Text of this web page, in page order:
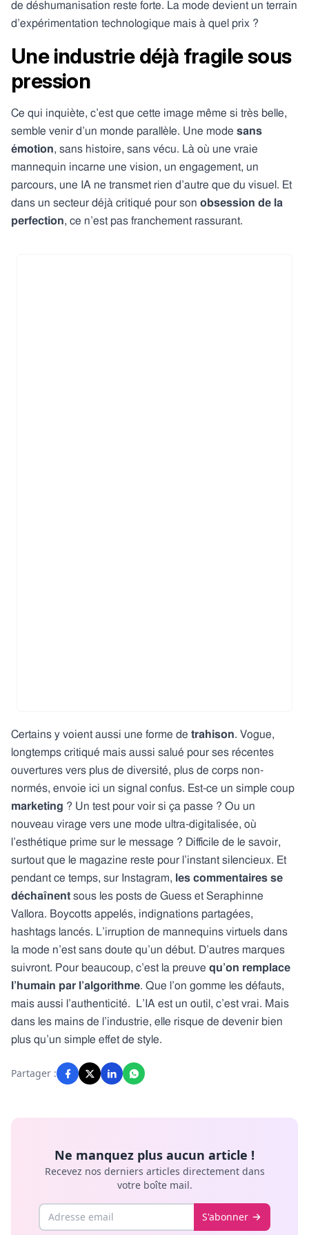
de déshumanisation reste forte. La mode devient un terrain
d’expérimentation technologique mais à quel prix ?
Une industrie déjà fragile sous
pression
Ce qui inquiète, c’est que cette image même si très belle,
semble venir d’un monde parallèle. Une mode sans
émotion, sans histoire, sans vécu. Là où une vraie
mannequin incarne une vision, un engagement, un
parcours, une IA ne transmet rien d’autre que du visuel. Et
dans un secteur déjà critiqué pour son obsession de la
perfection, ce n’est pas franchement rassurant.
Certains y voient aussi une forme de trahison. Vogue,
longtemps critiqué mais aussi salué pour ses récentes
ouvertures vers plus de diversité, plus de corps non-
normés, envoie ici un signal confus. Est-ce un simple coup
marketing ? Un test pour voir si ça passe ? Ou un
nouveau virage vers une mode ultra-digitalisée, où
l’esthétique prime sur le message ? Difficile de le savoir,
surtout que le magazine reste pour l’instant silencieux. Et
pendant ce temps, sur Instagram, les commentaires se
déchaînent sous les posts de Guess et Seraphinne
Vallora. Boycotts appelés, indignations partagées,
hashtags lancés. L’irruption de mannequins virtuels dans
la mode n’est sans doute qu’un début. D’autres marques
suivront. Pour beaucoup, c’est la preuve qu’on remplace
l’humain par l’algorithme. Que l’on gomme les défauts,
mais aussi l’authenticité. L’IA est un outil, c’est vrai. Mais
dans les mains de l’industrie, elle risque de devenir bien
plus qu’un simple effet de style.
Partager :
Ne manquez plus aucun article !
Recevez nos derniers articles directement dans
votre boîte mail.
Email S'abonner